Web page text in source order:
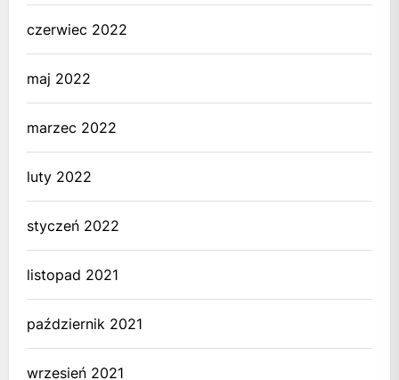
czerwiec 2022
maj 2022
marzec 2022
luty 2022
styczeń 2022
listopad 2021
październik 2021
wrzesień 2021